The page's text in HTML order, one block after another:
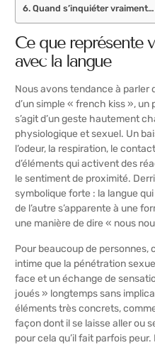
Quand s’inquiéter
Ce que représente
avec la langue
Nous avons tendance à parler
d’un simple « french kiss », un
s’agit d’un geste hautement
physiologique et sexuel. Un
l’odeur, la respiration, le
d’éléments qui activent des
le sentiment de proximité.
symbolique forte : la langue
de l’autre s’apparente à une
une manière de dire « nous
Pour beaucoup de personnes,
intime que la pénétration
face et un échange de
joués » longtemps sans
éléments très concrets,
façon dont il se laisse aller ou
pour cela qu’il fait parfois